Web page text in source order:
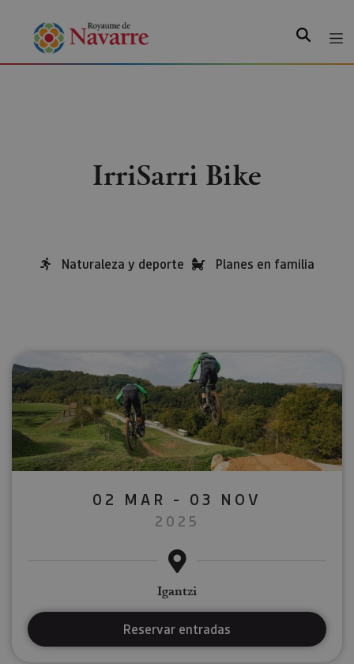
IrriSarri Bike
Naturaleza y deporte Planes en familia
02 MAR - 03 NOV
2025
Igantzi
Reservar entradas